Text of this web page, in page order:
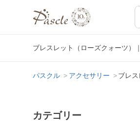
ブレスレット（ローズクォーツ）
パスクル アクセサリー ブレス
カテゴリー